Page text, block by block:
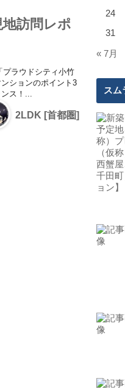
訪問レポ
プラウドシティ小竹
ションのポイント3
ス！...
2LDK [首都圏]
24
31
« 7月
スム